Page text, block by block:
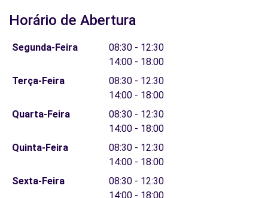
Horário de Abertura
Segunda-Feira
08:30 - 12:30
14:00 - 18:00
Terça-Feira
08:30 - 12:30
14:00 - 18:00
Quarta-Feira
08:30 - 12:30
14:00 - 18:00
Quinta-Feira
08:30 - 12:30
14:00 - 18:00
Sexta-Feira
08:30 - 12:30
14:00 - 18:00